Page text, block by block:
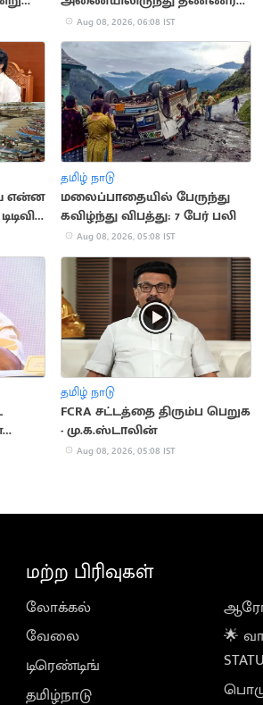
திறப்பு
Aug 08, 2026, 06:08 IST
என்ன
தமிழ் நாடு
மலைப்பாதையில் பேருந்து
கவிழ்ந்து விபத்து: 7 பேர் பலி
Aug 08, 2026, 05:08 IST
தமிழ் நாடு
FCRA சட்டத்தை திரும்ப பெறுக
- மு.க.ஸ்டாலின்
Aug 08, 2026, 05:08 IST
மற்ற பிரிவுகள்
லோக்கல்
வேலை
டிரெண்டிங்
தமிழ்நாடு
🌟